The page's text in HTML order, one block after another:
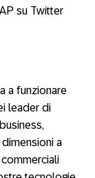
su Twitter
a funzionare
leader di
a